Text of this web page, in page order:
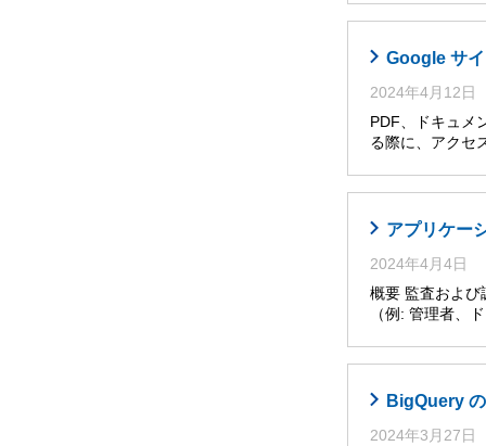
Google サ
2024年4月12日
PDF、ドキュメ
る際に、アクセ
アプリケー
2024年4月4日
概要 監査および
（例: 管理者、
BigQuery
2024年3月27日